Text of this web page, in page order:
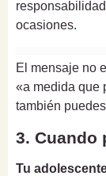
ocasiones.
El mensaje no
«a medida que
también
3. Cuando
Tu